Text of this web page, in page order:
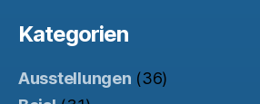
Kategorien
Ausstellungen (36)